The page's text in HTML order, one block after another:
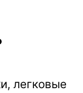
легковые